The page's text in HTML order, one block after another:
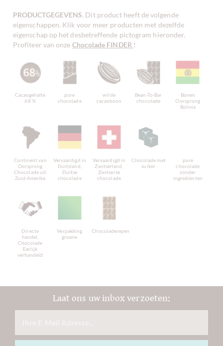
PRODUCTGEGEVENS. Dit product heeft de volgende
eigenschappen. Klik voor meer producten met dezelfde
eigenschap op het desbetreffende pictogram hieronder.
Profiteer van onze Chocolade FINDER !
Cacaogehalte
68 %
pure
chocolade
wilde
cacaoboon
Bean-To-Bar
chocolade
Bonen
Oorsprong
Bolivia
Continent van
Oorsprong
Chocolade uit
Zuid-Amerika
Vervaardigd in
Duitsland,
Duitse
chocolade
Vervaardigd in
Zwitserland,
Zwitserse
chocolade
Chocolade met
suiker
pure
chocolade
zonder
ingrediënten
Directe
handel,
Chocolade
Eerlijk
verhandeld
Verpakking
groene
Chocoladerepen
Laat ons uw inbox verzoeten: